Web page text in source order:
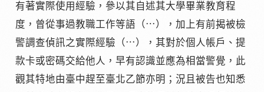
有著實際使用經驗，參以其自述其大學畢業教育程
度，曾從事過教職工作等語（⋯），加上有前揭被檢
警調查偵訊之實際經驗（⋯），其對於個人帳戶、提
款卡或密碼交給他人，早有認識並應為相當警覺，此
觀其特地由臺中趕至臺北乙節亦明；況且被告也知悉